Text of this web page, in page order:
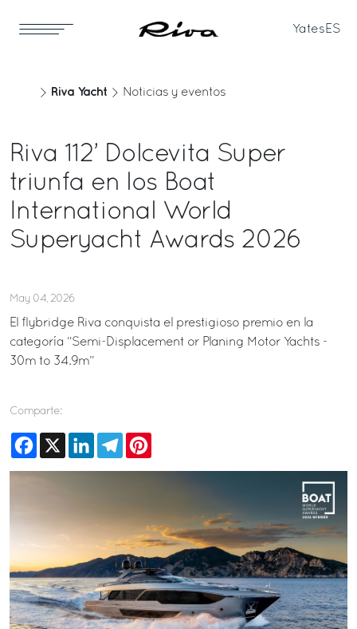
Yates ES
Riva Yacht Noticias y eventos
Riva 112’ Dolcevita Super
triunfa en los Boat
International World
Superyacht Awards 2026
May 04, 2026
El flybridge Riva conquista el prestigioso premio en la
categoría “Semi-Displacement or Planing Motor Yachts -
30m to 34.9m”
Comparte:
Facebook
X LinkedInTelegram